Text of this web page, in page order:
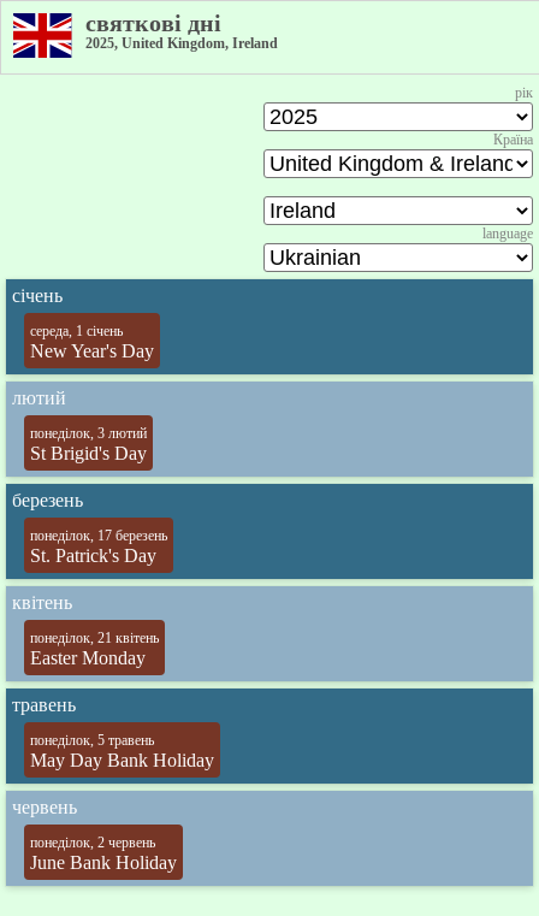
святкові дні
2025, United Kingdom, Ireland
рік
Країна
language
січень
середа, 1 січень
New Year's Day
лютий
понеділок, 3 лютий
St Brigid's Day
березень
понеділок, 17 березень
St. Patrick's Day
квітень
понеділок, 21 квітень
Easter Monday
травень
понеділок, 5 травень
May Day Bank Holiday
червень
понеділок, 2 червень
June Bank Holiday